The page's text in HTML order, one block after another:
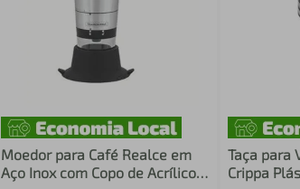
Moedor para Café Realce em
Aço Inox com Copo de Acrílico e
Taça para
Crippa